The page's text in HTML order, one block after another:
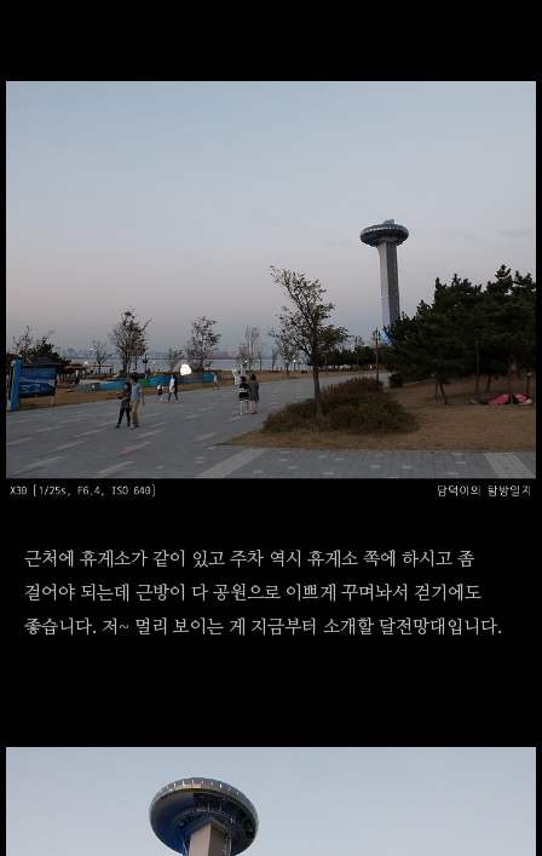
근처에 휴게소가 같이 있고 주차 역시 휴게소 쪽에 하시고 좀
걸어야 되는데 근방이 다 공원으로 이쁘게 꾸며놔서 걷기에도
좋습니다. 저~ 멀리 보이는 게 지금부터 소개할 달전망대입니다.